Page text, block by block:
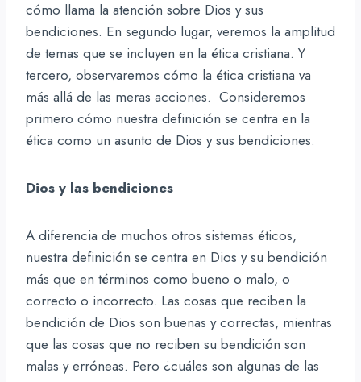
cómo llama la atención sobre Dios y sus
bendiciones. En segundo lugar, veremos la amplitud
de temas que se incluyen en la ética cristiana. Y
tercero, observaremos cómo la ética cristiana va
más allá de las meras acciones. Consideremos
primero cómo nuestra definición se centra en la
ética como un asunto de Dios y sus bendiciones.
Dios y las bendiciones
A diferencia de muchos otros sistemas éticos,
nuestra definición se centra en Dios y su bendición
más que en términos como bueno o malo, o
correcto o incorrecto. Las cosas que reciben la
bendición de Dios son buenas y correctas, mientras
que las cosas que no reciben su bendición son
malas y erróneas. Pero ¿cuáles son algunas de las